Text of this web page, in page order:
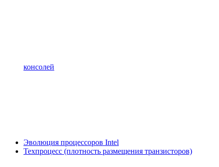
консолей
Эволюция процессоров Intel
Техпроцесс (плотность размещения транзисторов)